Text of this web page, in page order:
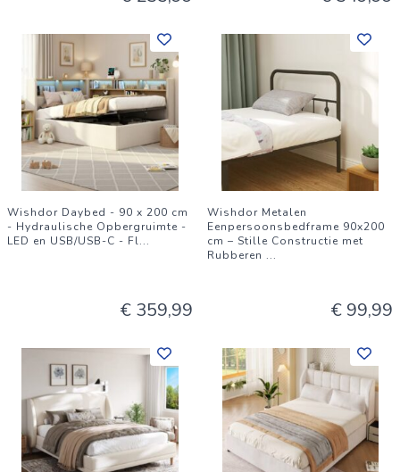
Wishdor Daybed - 90 x 200 cm
- Hydraulische Opbergruimte -
LED en USB/USB-C - Fl...
€ 359,99
Wishdor Metalen
Eenpersoonsbedframe 90x200
cm – Stille Constructie met
Rubberen ...
€ 99,99